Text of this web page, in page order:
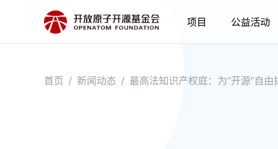
项目 公益活动
首页 / 新闻动态 / 最高法知识产权庭：为“开源”自由